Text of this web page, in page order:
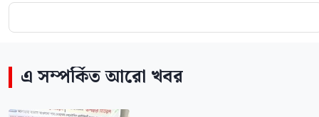
এ সম্পর্কিত আরো খবর